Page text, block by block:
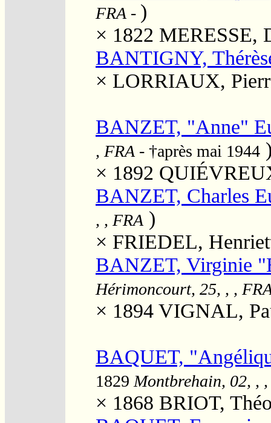
FRA - )
× 1822 MERESSE,
BANTIGNY,
× LORRIAUX,
BANZET, "Anne"
, FRA - †après mai 1944
× 1892
BANZET, Charles
, , FRA )
× FRIEDEL,
BANZET, Virginie
Hérimoncourt, 25, , ,
× 1894 VIGNAL,
BAQUET,
1829 Montbrehain, 02, ,
× 1868 BRIOT,